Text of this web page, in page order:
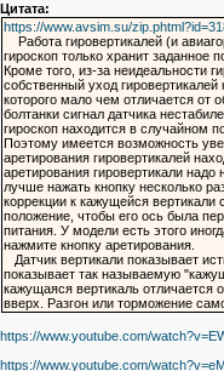
Цитата:
https://www.avsim.su/
Работа гировертикалей (и
гироскоп только хранит заданное
Кроме того, из-за неидеальности
собственный уход
которого мало чем отличается от
болтанки сигнал датчика
гироскоп находится в случайном
Поэтому имеется возможность
аретирования гировертикалей
аретирования гировертикали
лучше нажать кнопку несколько
коррекции к кажущейся
положение, чтобы его ось была
питания. У модели есть этого
нажмите кнопку аретирования.
Датчик вертикали показывает
показывает так называемую
кажущаяся вертикаль отличается
вверх. Разгон или торможение
https://www.youtube.com/
https://www.youtube.com/